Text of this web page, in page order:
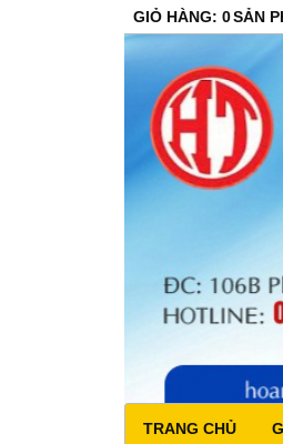
GIỎ HÀNG: 0SẢN
TRANG CHỦ